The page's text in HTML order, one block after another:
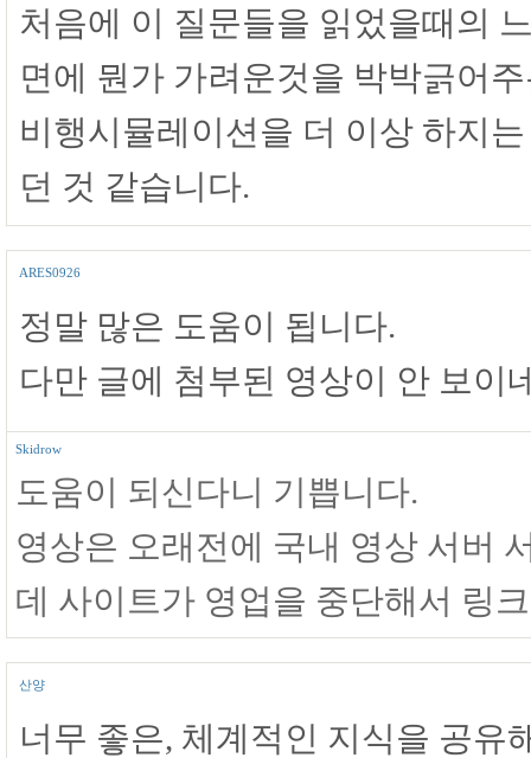
처음에 이 질문들을 읽었을때의
면에 뭔가 가려운것을 박박긁어
비행시뮬레이션을 더 이상 하지
던 것 같습니다.
ARES0926
정말 많은 도움이 됩니다.
다만 글에 첨부된 영상이 안 보이
Skidrow
도움이 되신다니 기쁩니다.
영상은 오래전에 국내 영상 서버
데 사이트가 영업을 중단해서 링
산양
너무 좋은, 체계적인 지식을 공유